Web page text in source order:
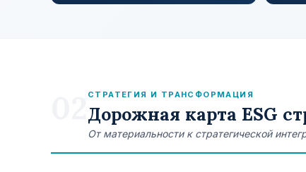
СТРАТЕГИЯ И ТРАНСФОРМАЦИЯ
Дорожная карта ESG
От материальности к стратегической